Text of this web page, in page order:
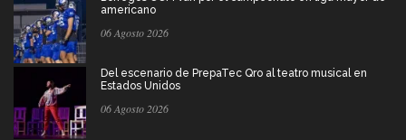
americano
06 Agosto 2026
Del escenario de PrepaTec Qro al teatro musical en
Estados Unidos
06 Agosto 2026